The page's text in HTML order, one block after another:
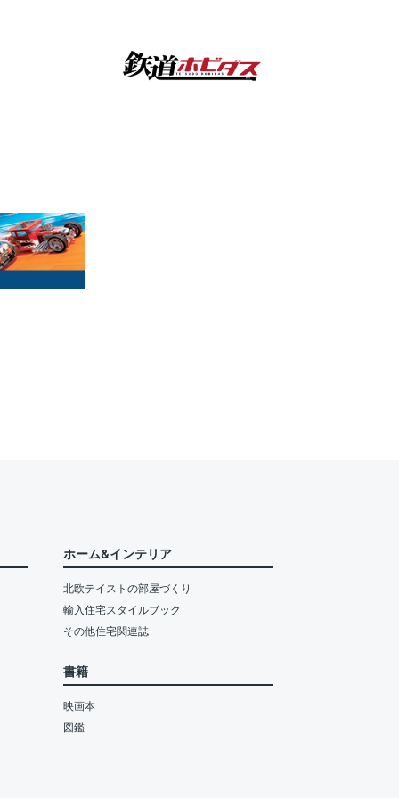
ホーム&インテリア
北欧テイストの部屋づくり
輸入住宅スタイルブック
その他住宅関連誌
書籍
映画本
図鑑